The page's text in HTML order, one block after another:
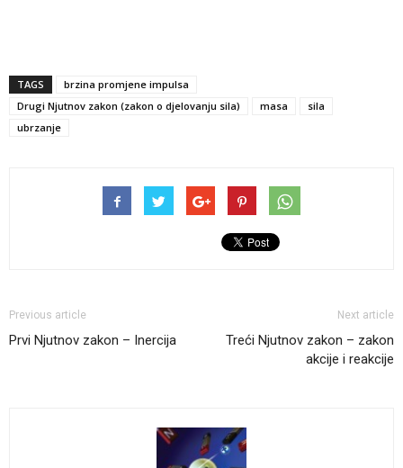
TAGS
brzina promjene impulsa
Drugi Njutnov zakon (zakon o djelovanju sila)
masa
sila
ubrzanje
Previous article
Prvi Njutnov zakon – Inercija
Next article
Treći Njutnov zakon – zakon
akcije i reakcije